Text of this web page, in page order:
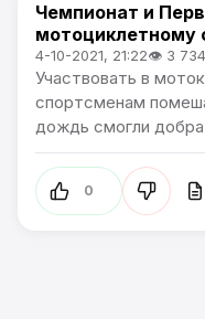
Спорт
Чемпионат и
мотоциклетному
4-10-2021, 21:22👁 3 734
Участвовать в
спортсменам
дождь смогли
0